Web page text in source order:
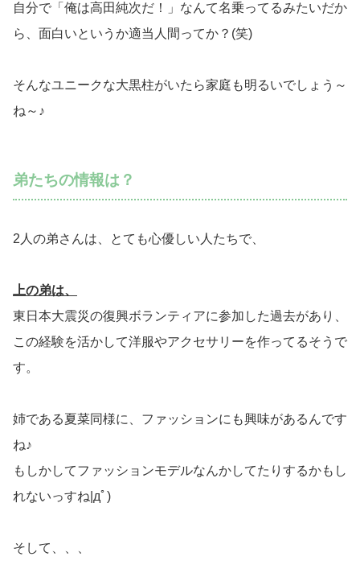
自分で「俺は高田純次だ！」なんて名乗ってるみたいだか
ら、面白いというか適当人間ってか？(笑)
そんなユニークな大黒柱がいたら家庭も明るいでしょう～
ね～♪
弟たちの情報は？
2人の弟さんは、とても心優しい人たちで、
上の弟は、
東日本大震災の復興ボランティアに参加した過去があり、
この経験を活かして洋服やアクセサリーを作ってるそうで
す。
姉である夏菜同様に、ファッションにも興味があるんです
ね♪
もしかしてファッションモデルなんかしてたりするかもし
れないっすね|дﾟ)
そして、、、